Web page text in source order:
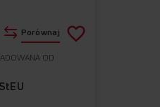
OD
Porównaj